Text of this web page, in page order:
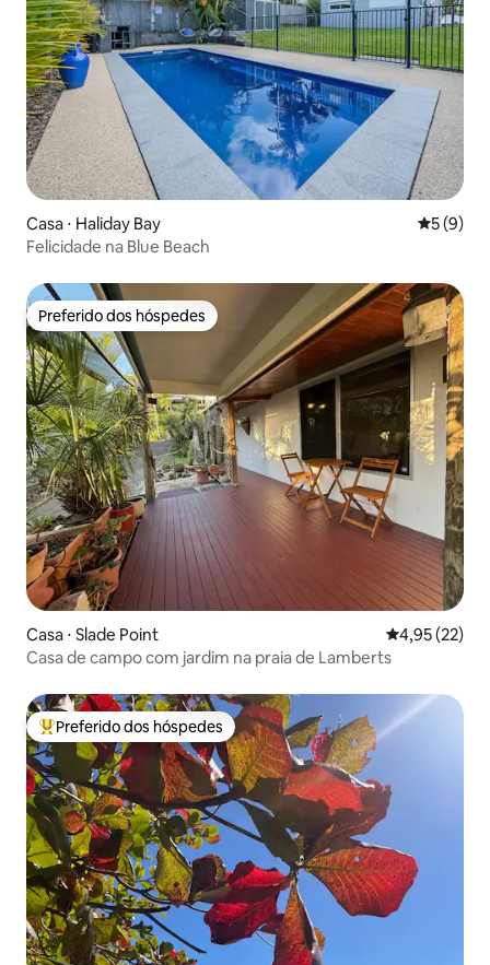
Casa ⋅ Haliday Bay 5 de
5 (9)
Felicidade na Blue Beach
Preferido dos hóspedes
Preferido dos hóspedes
Casa ⋅ Slade Point 4,95 de uma
4,95 (22)
Casa de campo com jardim na praia de Lamberts
Entre os melhores preferidos dos hóspedes
Preferido dos hóspedes